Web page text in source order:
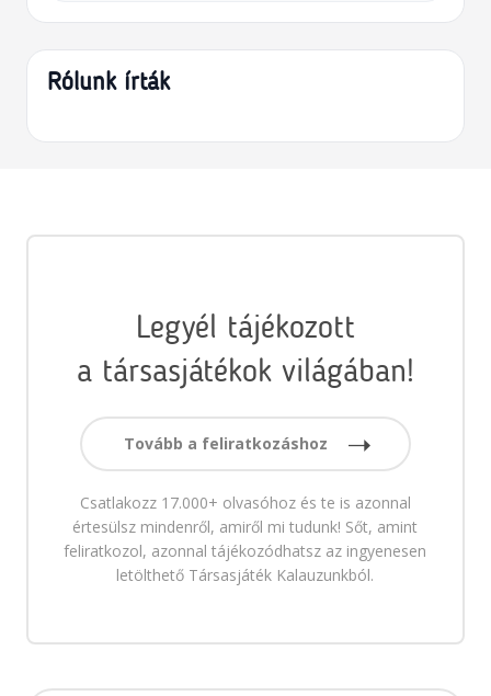
Rólunk írták
Legyél tájékozott
a társasjátékok világában!
Tovább a feliratkozáshoz
Csatlakozz 17.000+ olvasóhoz és te is azonnal
értesülsz mindenről, amiről mi tudunk! Sőt, amint
feliratkozol, azonnal tájékozódhatsz az ingyenesen
letölthető Társasjáték Kalauzunkból.